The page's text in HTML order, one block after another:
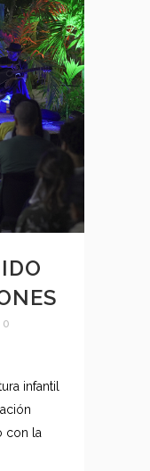
0
infantil
con la